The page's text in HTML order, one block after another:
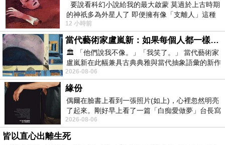
不必加油
輕鬆過日子罷
在靜靜的午後
我們笑著
P96,回憶 2**
和兒子手牽著手
到車站 等你回來
在人群中
看見你
揮揮手
要說看科幻小說給我的最大啟蒙 莫過於上古時期
的神祇多為外星人了 即便擁有像「支離人」這種
驚世駭俗的神通法門 也未必讀
12 小時前
當代藝術家盧嵐新：如果每個人都一樣，這世界該有多無聊？
🏛️ 「他們說我不像。」「我笑了。」 當代藝術家
盧嵐新在此幅兼具古典典雅與當代抽象語彙的新作
中，以沈靜的藍色空間為背景，描繪了
2026-08-06
緣份
偶爾在臉書上看到一張照片(如上)，心裡忽然明亮
了起來。剛好早上看了一篇「白痴愛做夢」台長寫
的貼文，在回顧年輕時瘋狂愛上
2026-08-06
皆以直心出離生死